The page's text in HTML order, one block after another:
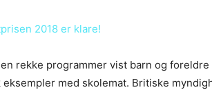
2018 er klare!
rekke programmer vist barn og
med skolemat. Britiske